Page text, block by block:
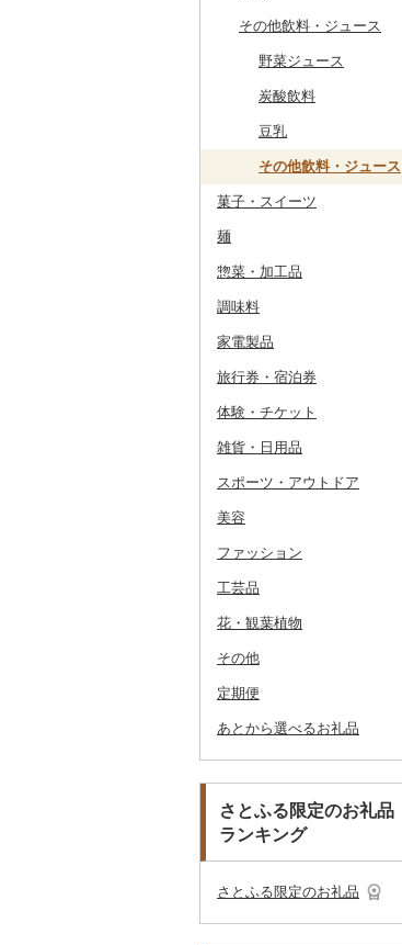
常陸牛
上州牛
飛騨牛
近江牛
神戸牛・神戸ビーフ
但馬牛
佐賀牛
長崎和牛
あか牛
宮崎牛
その他牛肉（精肉）
その他鶏肉
しじみ
サザエ
はまぐり
その他貝
イワシ
カツオ
金目鯛
クエ
くじら
サバ
鯛
のどぐろ
ふぐ
ブリ
ほっけ
その他鮮魚
タコ
海苔
わかめ
ひじき
その他海苔・海藻
干物
ししゃも
その他干物
その他魚介・加工品
しらす・ちりめん
かまぼこ・練り製品
その他魚介・加工品
あきたこまち
ひとめぼれ
ミルキークィーン
ななつぼし
その他米
みかん
レモン
不知火・デコポン
せとか
文旦
まどんな
その他柑橘
すいか
キウイ
柿（カキ）
ドライフルーツ
干し柿
干し芋
その他果物
びわ
パイナップル
栗
その他果物
自然薯
レンコン
にんにく・生姜
その他根菜
きのこ
しいたけ
松茸
その他きのこ
その他野菜
山菜
かぼちゃ
茄子
レタス
その他日本酒
黒糖焼酎
その他焼酎
白ワイン
赤ワイン
シャンパン・スパーク
その他ワイン
ウイスキー
リキュール・洋酒
甘酒
ノンアルコール
その他酒
ドリップ
静岡茶
足柄茶
知覧茶
八女茶
その他茶
みかんジュース（オレ
飲料
茶葉・ティーバッグ
その他飲料・ジュース
野菜ジュース
炭酸飲料
豆乳
その他飲料・ジュース
菓子・スイーツ
クッキー
焼き菓子
プリン
ゼリー
チョコレート
カステラ
アイス・ジェラート
その他洋菓子
煎餅・おかき
羊羹
饅頭
大福
その他和菓子
麺
ラーメン
うどん
そば
パスタ
ひやむぎ
そうめん
その他麺
惣菜・加工品
惣菜
餃子
シュウマイ
コロッケ
その他惣菜
カレー・シチュー
カレー
シチュー
鍋
肉
魚
その他鍋
ピザ
レトルト
スープ
豆腐・納豆
豆腐
漬物
キムチ
その他漬物
缶詰・瓶詰
肉
魚
ジャム
その他缶詰・瓶詰
乾物
燻製（スモーク）
おせち
その他加工品
調味料
砂糖
塩
醤油
味噌
酢
だし
食用油
オリーブオイル
ごま油
はちみつ
ドレッシング
その他調味料
ケチャップ
こしょう
その他調味料
家電製品
季節・空調家電
キッチン家電
照明器具
パソコン・周辺機器
TV・オーディオ・カメラ
美容・健康家電
カー用品
時計
その他家電
旅行券・宿泊券
旅行券
JTBふるさと旅行クー
その他旅行券
宿泊券
体験・チケット
PayPay商品券
食事券
温泉・サウナ・スパ利用
券
GDOふるさとゴルフ
プレークーポン
その他のゴルフプレー
花火大会チケット
カタログギフト
雑貨・日用品
家具・インテリア
机・テーブル
その他家具・インテリ
寝具
布団
毛布
タオルケット
タオル
その他タオル
文房具・印鑑
ボールペン
ノート・ファイル
その他文房具
食器
グラス・カップ
箸
スプーン・フォーク・
ナイフ
皿・椀
その他食器
キッチン用品
フライパン
鍋
まな板
土鍋
日用品
洗剤
トイレットペーパー
ティッシュ
その他日用品
楽器・器材
本・CD・DVD
おもちゃ・ぬいぐるみ
ご当地キャラクター
ペット用品
スポーツ・アウトドア
ゴルフ
ゴルフボール
ゴルフウェア
その他ゴルフ
釣り
サイクリング
アウトドア・キャンプ
その他スポーツ
その他スポーツ
美容
スキンケア
洗顔
その他スキンケア
シャンプー・リンス
石鹸・ボディーソープ
入浴剤
アロマ
プロテイン
その他美容
ファッション
鞄・バッグ
トートバッグ・ショル
ツケース
その他鞄・バッグ
洋服
女性・レディース
子供・ベビー
その他洋服
和服
靴・履物
靴・シューズ
スリッパ・下駄・草履
その他靴・履物
アクセサリー
ペンダント・ネックレ
ス
ピアス・イヤリング
その他アクセサリー
その他服飾小物
ショール・ストール
マフラー・手袋
工芸品
織物
本場奄美大島紬
陶器・漆器
唐津焼
備前焼
美濃焼
村上木彫堆朱
その他装飾品・工芸品
数珠
工芸品
播州そろばん
美濃和紙
花・観葉植物
観葉植物・苗木
花
胡蝶蘭
造花・プリザーブドフ
ラワー
その他花
盆栽・その他
その他
地域サービス
その他
定期便
あとから選べるお礼品
さとふる限定のお礼品
ランキング
さとふる限定のお礼品